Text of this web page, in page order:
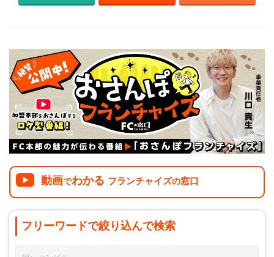
動画でわかる フランチャイズの窓口
フリーワードで絞り込んで検索